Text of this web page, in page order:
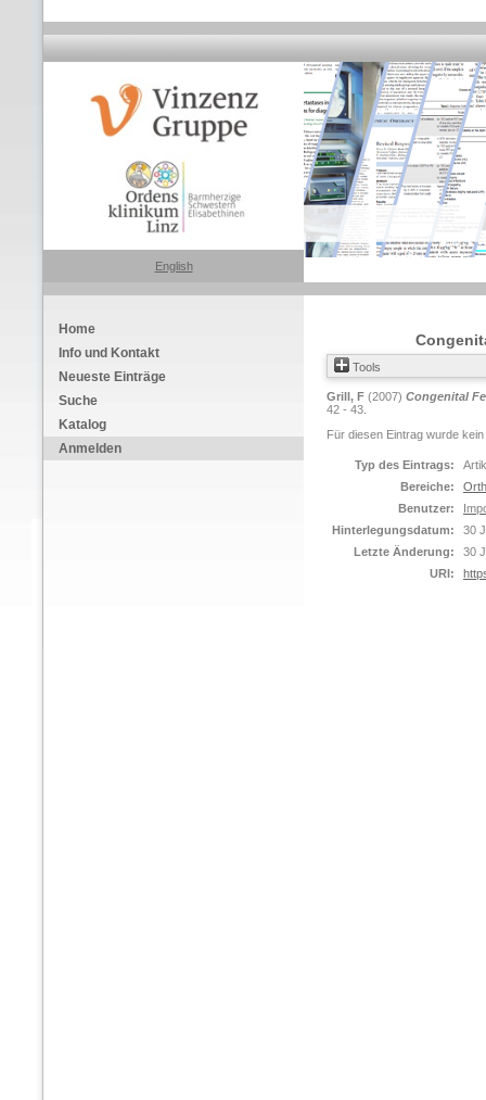
English
Home
Info und Kontakt
Neueste Einträge
Suche
Katalog
Anmelden
Tools
Grill, F (2007) Congenital
42 - 43.
Für diesen Eintrag wurde
Typ des Eintrags:
Bereiche:
Benutzer:
Hinterlegungsdatum:
30
Letzte Änderung:
30
URI: